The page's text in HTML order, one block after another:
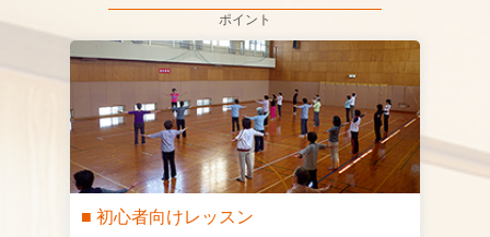
ポイント
■ 初心者向けレッスン